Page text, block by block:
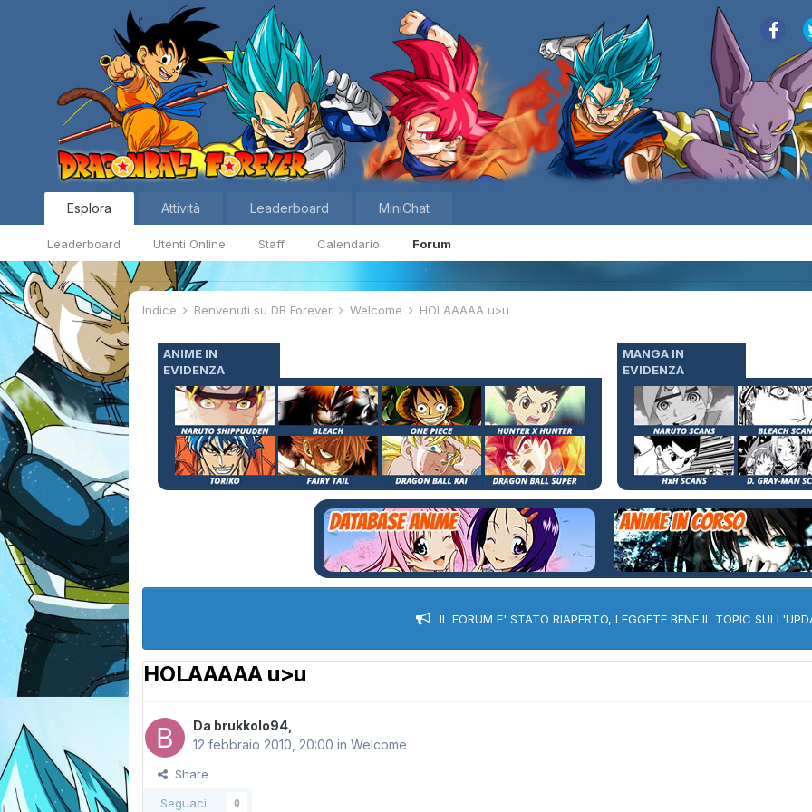
Esplora
Leaderboard Utenti Online Staff Calendario Forum
Attività Leaderboard MiniChat
Indice Benvenuti su DB Forever Welcome HOLAAAAA u>u
ANIME IN
EVIDENZA
MANGA IN
EVIDENZA
IL FORUM E' STATO RIAPERTO, LEGGETE BENE IL TOPIC
HOLAAAAA u>u
Da brukkolo94
12 febbraio 2010, 20:00 inWelcome
Share
Seguaci
0